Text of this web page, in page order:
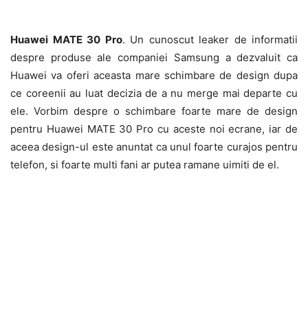
Huawei MATE 30 Pro. Un cunoscut leaker de informatii
despre produse ale companiei Samsung a dezvaluit ca
Huawei va oferi aceasta mare schimbare de design dupa
ce coreenii au luat decizia de a nu merge mai departe cu
ele. Vorbim despre o schimbare foarte mare de design
pentru Huawei MATE 30 Pro cu aceste noi ecrane, iar de
aceea design-ul este anuntat ca unul foarte curajos pentru
telefon, si foarte multi fani ar putea ramane uimiti de el.